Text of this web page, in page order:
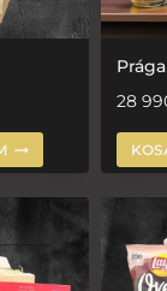
28